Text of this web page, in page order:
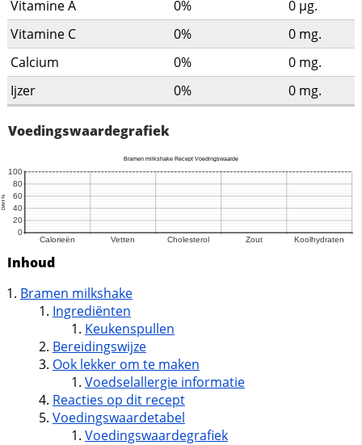
Vitamine A 0% 0 µg.
Vitamine C
0% 0 mg.
Calcium
0% 0 mg.
Ijzer
0% 0 mg.
Voedingswaardegrafiek
Inhoud
Bramen milkshake
Ingrediënten
Keukenspullen
Bereidingswijze
Ook lekker om te maken
Voedselallergie informatie
Reacties op dit recept
Voedingswaardetabel
Voedingswaardegrafiek